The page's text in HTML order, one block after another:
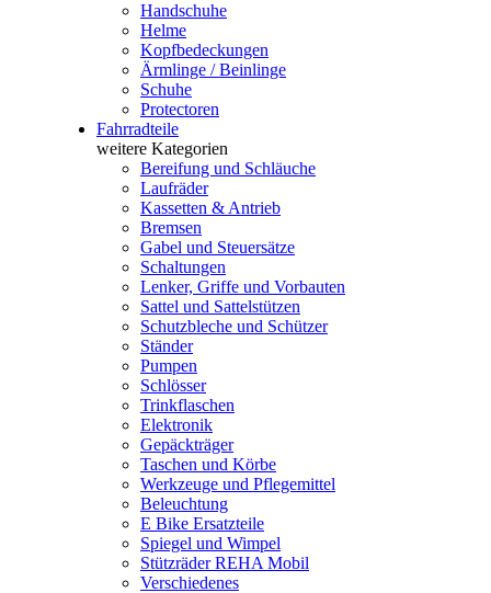
Handschuhe
Helme
Kopfbedeckungen
Ärmlinge / Beinlinge
Schuhe
Protectoren
Fahrradteile
weitere Kategorien
Bereifung und Schläuche
Laufräder
Kassetten & Antrieb
Bremsen
Gabel und Steuersätze
Schaltungen
Lenker, Griffe und Vorbauten
Sattel und Sattelstützen
Schutzbleche und Schützer
Ständer
Pumpen
Schlösser
Trinkflaschen
Elektronik
Gepäckträger
Taschen und Körbe
Werkzeuge und Pflegemittel
Beleuchtung
E Bike Ersatzteile
Spiegel und Wimpel
Stützräder REHA Mobil
Verschiedenes